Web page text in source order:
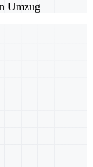
Umzug